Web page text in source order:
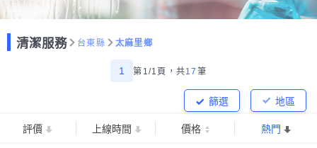
清潔服務 台東縣 太麻里鄉
1 第1/1頁， 共17 筆
地區
篩選
評價 上線時間 價格 熱門